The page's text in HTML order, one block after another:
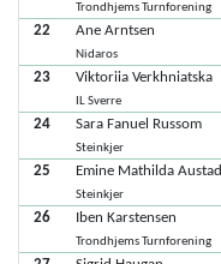
Trondhjems Turnforening
22 Ane Arntsen
Nidaros
23 Viktoriia Verkhniatska
IL Sverre
24 Sara Fanuel Russom
Steinkjer
25 Emine Mathilda Austad
Steinkjer
26 Iben Karstensen
Trondhjems Turnforening